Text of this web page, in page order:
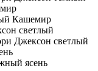
Кашемир
Джексон светлый
ясень